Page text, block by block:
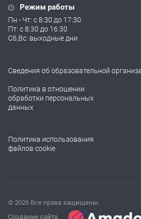
Режим работы
Пн - Чт: с 8:30 до 17:30
Пт: с 8:30 до 16:30
Сб,Вс: выходные дни
Сведения об образовательной
Политика в отношении
обработки персональных
данных
Политика использования
файлов cookie
© 2026 Все права защищены.
Создание сайта